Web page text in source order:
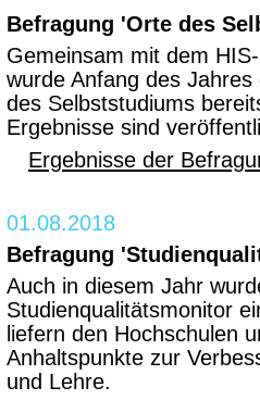
Befragung 'Orte des
Gemeinsam mit dem
wurde Anfang des
des Selbststudiums
Ergebnisse sind
Ergebnisse der
01.08.2018
Befragung
Auch in diesem Jahr
Studienqualitätsmonitor
liefern den Hochschulen
Anhaltspunkte zur
und Lehre.